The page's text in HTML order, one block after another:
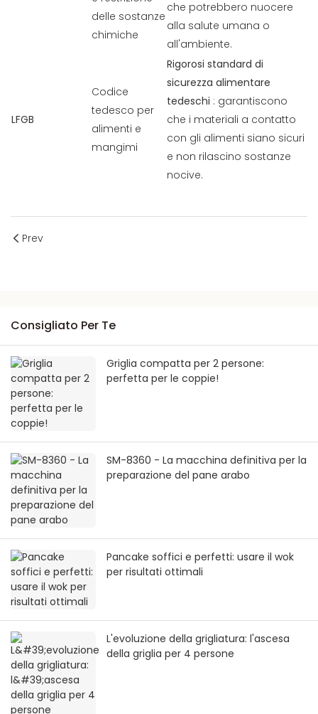
delle sostanze
chimiche
che potrebbero nuocere
alla salute umana o
all'ambiente.
LFGB
Codice
tedesco per
alimenti e
mangimi
Rigorosi standard di
sicurezza alimentare
tedeschi : garantiscono
che i materiali a contatto
con gli alimenti siano sicuri
e non rilascino sostanze
nocive.
Prev
Consigliato Per Te
Griglia compatta per 2 persone:
perfetta per le coppie!
SM-8360 - La macchina definitiva per la
preparazione del pane arabo
Pancake soffici e perfetti: usare il wok
per risultati ottimali
L'evoluzione della grigliatura: l'ascesa
della griglia per 4 persone